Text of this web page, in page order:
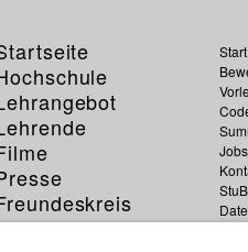
Jobs